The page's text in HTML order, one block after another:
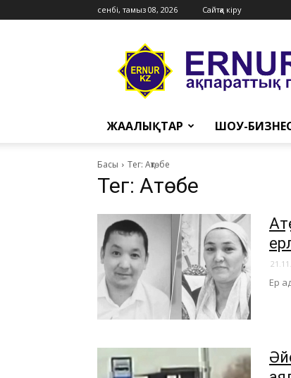
сенбі, тамыз 08, 2026 Сайтқа кіру
Ernur
Press
ЖАҢАЛЫҚТАР ШОУ-
Басы Тег: Ақтөбе
Тег: Ақтөбе
Ер